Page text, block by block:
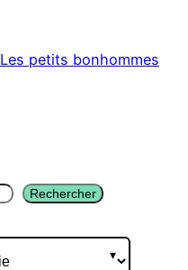
Les petits bonhommes
Rechercher